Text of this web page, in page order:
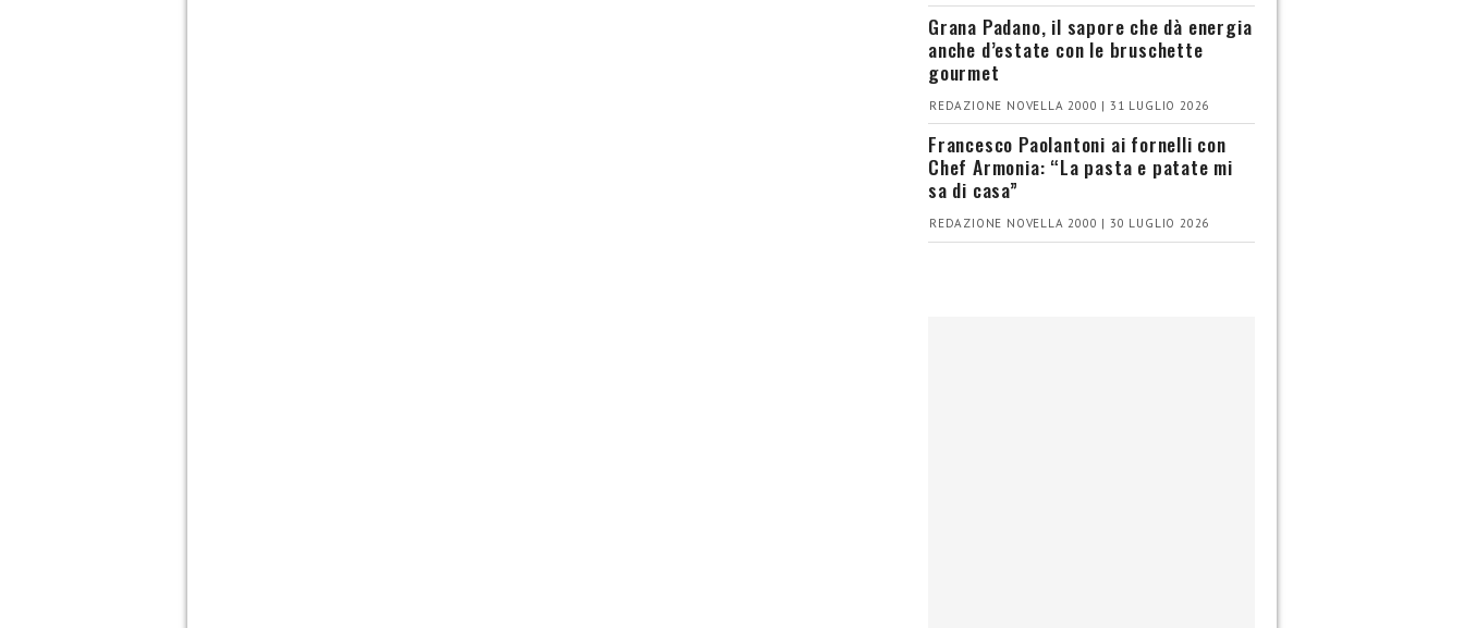
Grana Padano, il sapore che dà energia
anche d’estate con le bruschette
gourmet
REDAZIONE NOVELLA 2000 | 31 LUGLIO 2026
Francesco Paolantoni ai fornelli con
Chef Armonia: “La pasta e patate mi
sa di casa”
REDAZIONE NOVELLA 2000 | 30 LUGLIO 2026